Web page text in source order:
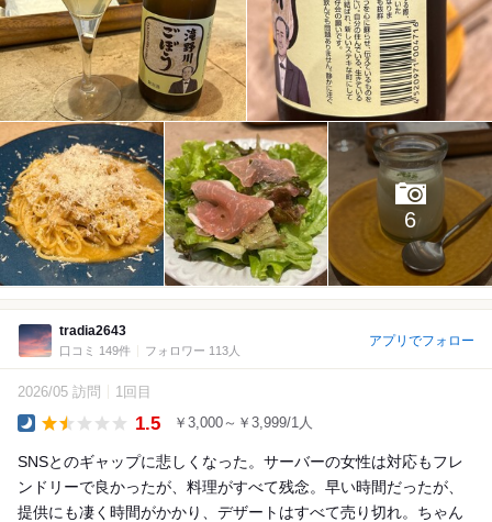
6
tradia2643
口コミ 149件 フォロワー 113人
アプリでフォロー
2026/05 訪問 1回目
1.5 ￥3,000～￥3,999/1人
SNSとのギャップに悲しくなった。サーバーの女性は対応もフレ
ンドリーで良かったが、料理がすべて残念。早い時間だったが、
提供にも凄く時間がかかり、デザートはすべて売り切れ。ちゃん